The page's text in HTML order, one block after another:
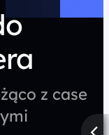
z case